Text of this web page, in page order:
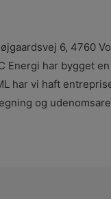
6, 4760
Energi har bygget
har vi haft
og